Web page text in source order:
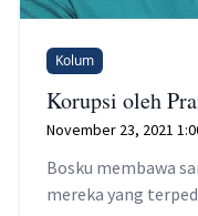
Kolum
Korupsi oleh
November 23, 2021
Bosku membawa
mereka yang